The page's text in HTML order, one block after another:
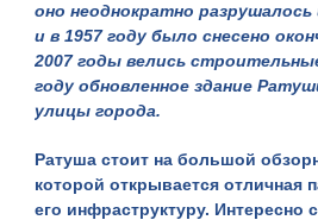
оно неоднократно
и в 1957 году было снесено
2007 годы велись
году обновленное здание
улицы города.
Ратуша стоит на большой
которой открывается отличная
его инфраструктуру. Интересно